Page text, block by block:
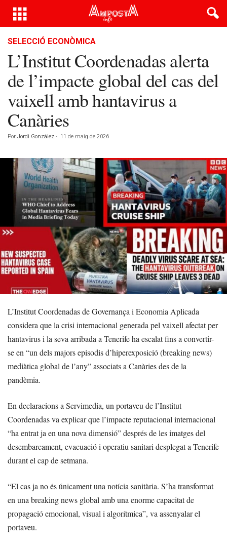
SELECCIÓ ECONÒMICA
L’Institut Coordenadas alerta
de l’impacte global del cas del
vaixell amb hantavirus a
Canàries
Por Jordi González - 11 de maig de 2026
L’Institut Coordenadas de Governança i Economia Aplicada
considera que la crisi internacional generada pel vaixell afectat per
hantavirus i la seva arribada a Tenerife ha escalat fins a convertir-
se en “un dels majors episodis d’hiperexposició (breaking news)
mediàtica global de l’any” associats a Canàries des de la
pandèmia.
En declaracions a Servimedia, un portaveu de l’Institut
Coordenadas va explicar que l’impacte reputacional internacional
“ha entrat ja en una nova dimensió” després de les imatges del
desembarcament, evacuació i operatiu sanitari desplegat a Tenerife
durant el cap de setmana.
“El cas ja no és únicament una notícia sanitària. S’ha transformat
en una breaking news global amb una enorme capacitat de
propagació emocional, visual i algorítmica”, va assenyalar el
portaveu.